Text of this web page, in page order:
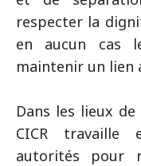
respecter la
en aucun cas
maintenir un lien
Dans les lieux
CICR travaille
autorités pour